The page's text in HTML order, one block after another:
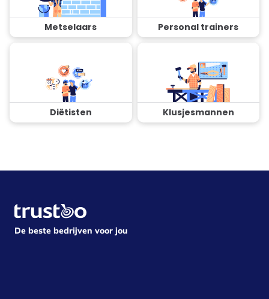
Metselaars Personal trainers
Diëtisten Klusjesmannen
De beste bedrijven voor jou